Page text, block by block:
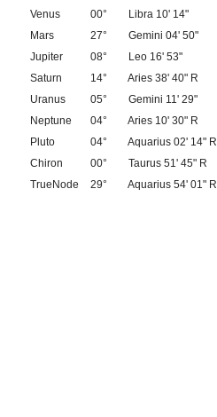
Venus
00°
Libra 10' 14"
Mars
27°
Gemini 04' 50"
Jupiter
08°
Leo 16' 53"
Saturn
14°
Aries 38' 40" R
Uranus
05°
Gemini 11' 29"
Neptune
04°
Aries 10' 30" R
Pluto
04°
Aquarius 02' 14" R
Chiron
00°
Taurus 51' 45" R
TrueNode
29° Aquarius 54' 01" R